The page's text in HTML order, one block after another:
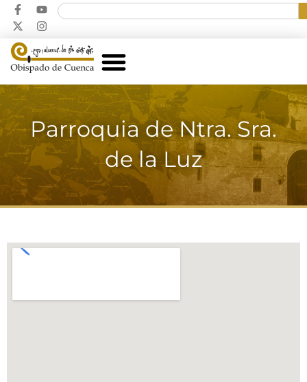
Parroquia de Ntra. Sra.
de la Luz